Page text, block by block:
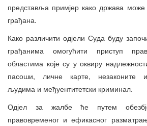
представља примјер како држава може
грађана.
Како различити одјели Суда буду
грађанима омогућити приступ
областима које су у оквиру
пасоши, личне карте, незаконите
људима и међуентитетски криминал.
Одјел за жалбе ће путем
правовременог и ефикасног